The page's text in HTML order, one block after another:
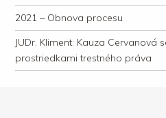
2021 – Obnova procesu
JUDr. Kliment: Kauza
prostriedkami trestného práva